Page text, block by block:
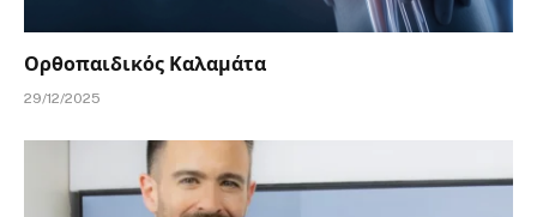
Ορθοπαιδικός Καλαμάτα
29/12/2025